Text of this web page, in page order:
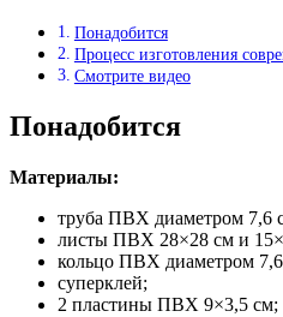
Понадобится
Процесс изготовления
Смотрите видео
Понадобится
Материалы:
труба ПВХ диаметром 7,6
листы ПВХ 28×28 см и
кольцо ПВХ диаметром
суперклей;
2 пластины ПВХ 9×3,5 см;